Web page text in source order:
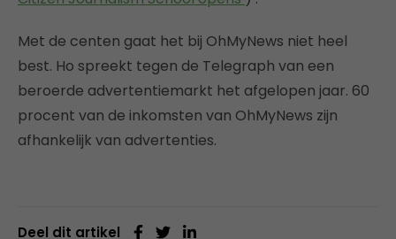
Met de centen gaat het bij OhMyNews niet heel
best. Ho spreekt tegen de Telegraph van een
beroerde advertentiemarkt het afgelopen jaar. 60
procent van de inkomsten van OhMyNews zijn
afhankelijk van advertenties.
Deel dit artikel